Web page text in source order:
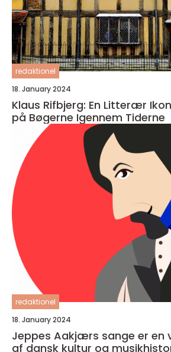
redaktionel
18. January 2024
Klaus Rifbjerg: En Litterær
på Bøgerne Igennem Tiderne
redaktionel
18. January 2024
Jeppes Aakjærs sange er en
af dansk kultur og